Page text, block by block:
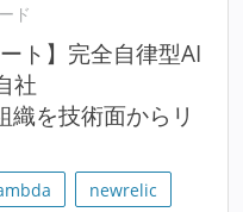
ド
ト】完全自律型AI
社
織を技術面からリ
newrelic